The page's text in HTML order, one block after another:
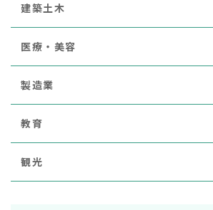
建築土木
医療・美容
製造業
教育
観光